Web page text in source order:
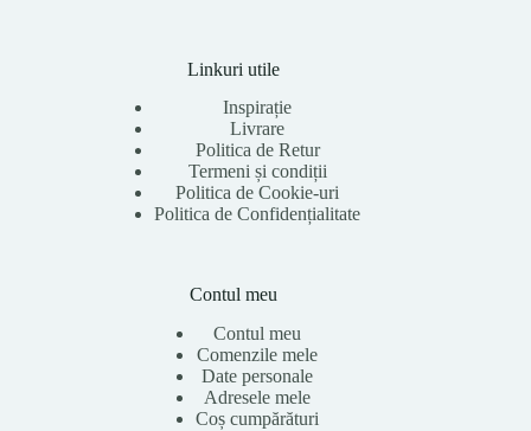
Linkuri utile
Inspirație
Livrare
Politica de Retur
Termeni și condiții
Politica de Cookie-uri
Politica de Confidențialitate
Contul meu
Contul meu
Comenzile mele
Date personale
Adresele mele
Coș cumpărături